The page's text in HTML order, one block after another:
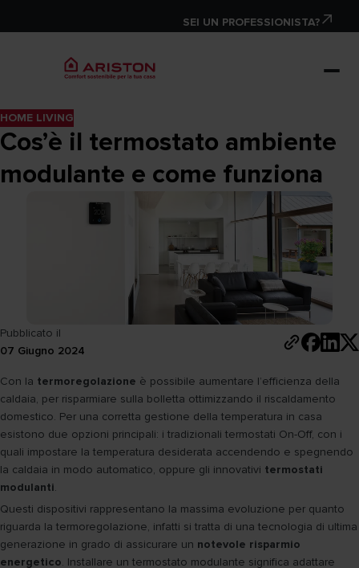
SEI UN PROFESSIONISTA?
HOME LIVING
Cos’è il termostato ambiente
modulante e come funziona
Pubblicato il
07 Giugno 2024
Con la termoregolazione è possibile aumentare l’efficienza della
caldaia, per risparmiare sulla bolletta ottimizzando il riscaldamento
domestico. Per una corretta gestione della temperatura in casa
esistono due opzioni principali: i tradizionali termostati On-Off, con i
quali impostare la temperatura desiderata accendendo e spegnendo
la caldaia in modo automatico, oppure gli innovativi termostati
modulanti.
Questi dispositivi rappresentano la massima evoluzione per quanto
riguarda la termoregolazione, infatti si tratta di una tecnologia di ultima
generazione in grado di assicurare un notevole risparmio
energetico. Installare un termostato modulante significa adattare